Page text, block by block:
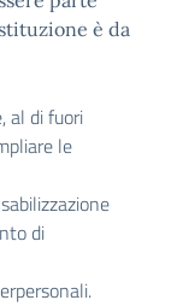
è da
al di fuori
le
di